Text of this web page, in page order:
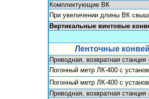
Комплектующие ВК
При увеличении длины ВК
Вертикальные винтовые
Ленточные
Приводная, возвратная станция
Погонный метр ЛК-400 с
Погонный метр ЛК-400 с
Приводная, возвратная станция